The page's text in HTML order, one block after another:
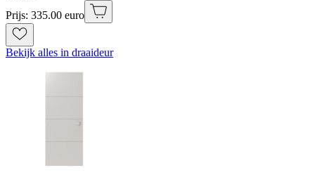
Prijs: 335.00 euro
Bekijk alles in draaideur